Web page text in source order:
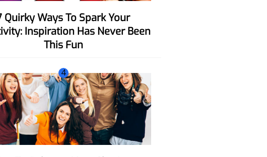
Your
Inspiration Has Never Been
This Fun
4